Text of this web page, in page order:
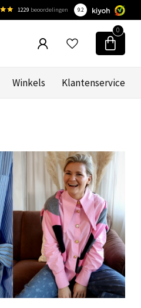
1229 beoordelingen 9.2
0
Winkels Klantenservice